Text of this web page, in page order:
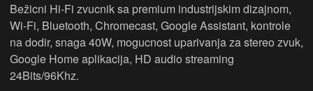
Bežicni Hi-Fi zvucnik sa premium industrijskim dizajnom,
Wi-Fi, Bluetooth, Chromecast, Google Assistant, kontrole
na dodir, snaga 40W, mogucnost uparivanja za stereo zvuk,
Google Home aplikacija, HD audio streaming
24Bits/96Khz.